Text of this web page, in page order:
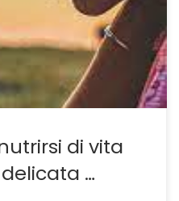
quando si vive, per
della società. I suoi
della […]
di vita
…